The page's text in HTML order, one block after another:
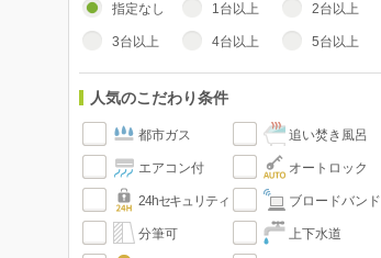
指定なし 1台以上 2台以上
3台以上 4台以上 5台以上
人気のこだわり条件
都市ガス 追い焚き風呂
エアコン付 オートロック
24hセキュリティ ブロードバンド
分筆可 上下水道